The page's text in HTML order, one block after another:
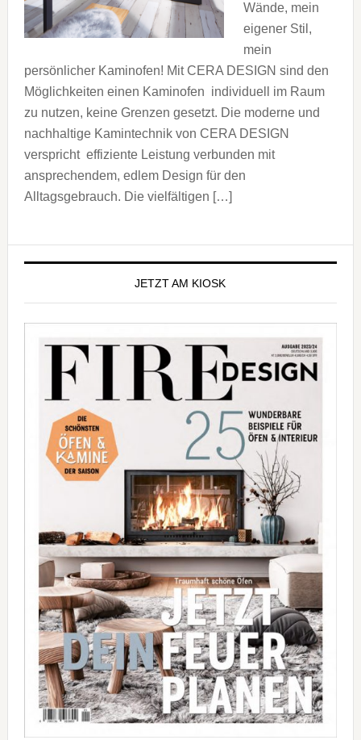
Wände, mein
eigener Stil,
mein
persönlicher Kaminofen! Mit CERA DESIGN sind den
Möglichkeiten einen Kaminofen individuell im Raum
zu nutzen, keine Grenzen gesetzt. Die moderne und
nachhaltige Kamintechnik von CERA DESIGN
verspricht effiziente Leistung verbunden mit
ansprechendem, edlem Design für den
Alltagsgebrauch. Die vielfältigen […]
Seitenspalte
JETZT AM KIOSK